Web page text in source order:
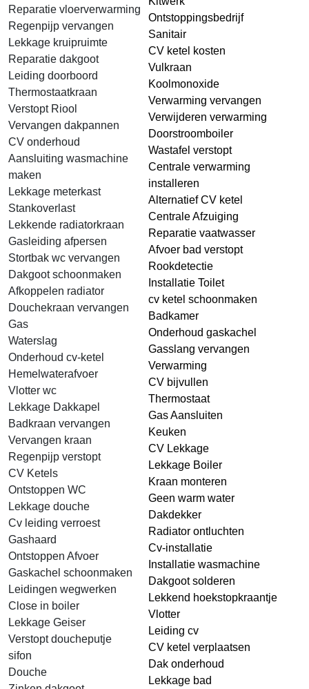
Reparatie vloerverwarming
Regenpijp vervangen
Lekkage kruipruimte
Reparatie dakgoot
Leiding doorboord
Thermostaatkraan
Verstopt Riool
Vervangen dakpannen
CV onderhoud
Aansluiting wasmachine
maken
Lekkage meterkast
Stankoverlast
Lekkende radiatorkraan
Gasleiding afpersen
Stortbak wc vervangen
Dakgoot schoonmaken
Afkoppelen radiator
Douchekraan vervangen
Gas
Waterslag
Onderhoud cv-ketel
Hemelwaterafvoer
Vlotter wc
Lekkage Dakkapel
Badkraan vervangen
Vervangen kraan
Regenpijp verstopt
CV Ketels
Ontstoppen WC
Lekkage douche
Cv leiding verroest
Gashaard
Ontstoppen Afvoer
Gaskachel schoonmaken
Leidingen wegwerken
Close in boiler
Lekkage Geiser
Verstopt doucheputje
sifon
Douche
Ontstoppingsbedrijf
Sanitair
CV ketel kosten
Vulkraan
Koolmonoxide
Verwarming vervangen
Verwijderen verwarming
Doorstroomboiler
Wastafel verstopt
Centrale verwarming
installeren
Alternatief CV ketel
Centrale Afzuiging
Reparatie vaatwasser
Afvoer bad verstopt
Rookdetectie
Installatie Toilet
cv ketel schoonmaken
Badkamer
Onderhoud gaskachel
Gasslang vervangen
Verwarming
CV bijvullen
Thermostaat
Gas Aansluiten
Keuken
CV Lekkage
Lekkage Boiler
Kraan monteren
Geen warm water
Dakdekker
Radiator ontluchten
Cv-installatie
Installatie wasmachine
Dakgoot solderen
Lekkend hoekstopkraantje
Vlotter
Leiding cv
CV ketel verplaatsen
Dak onderhoud
Lekkage bad